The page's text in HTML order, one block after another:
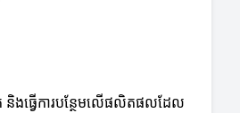
និងធ្វើការបន្ថែមលើផលិតផលដែល